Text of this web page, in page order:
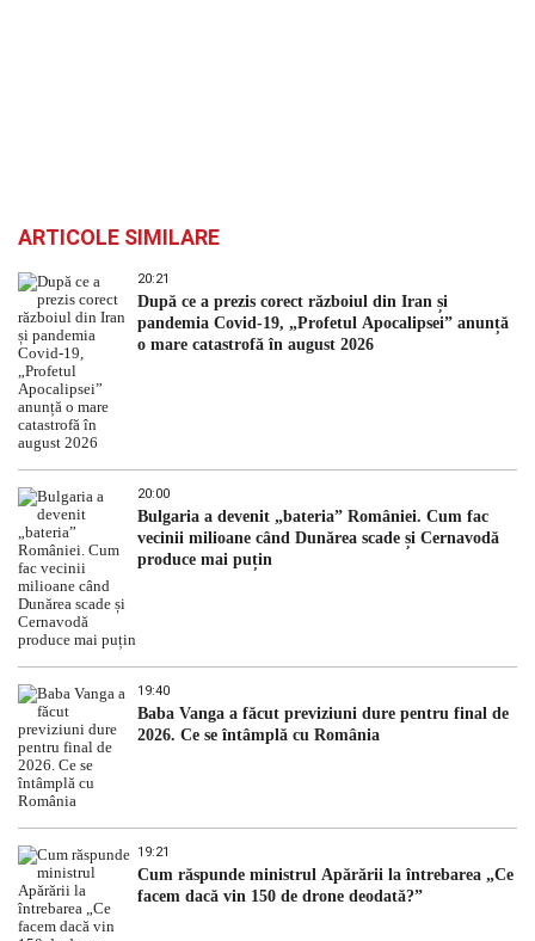
ARTICOLE SIMILARE
20:21
După ce a prezis corect războiul din Iran și
pandemia Covid-19, „Profetul Apocalipsei” anunță
o mare catastrofă în august 2026
20:00
Bulgaria a devenit „bateria” României. Cum fac
vecinii milioane când Dunărea scade și Cernavodă
produce mai puțin
19:40
Baba Vanga a făcut previziuni dure pentru final de
2026. Ce se întâmplă cu România
19:21
Cum răspunde ministrul Apărării la întrebarea „Ce
facem dacă vin 150 de drone deodată?”